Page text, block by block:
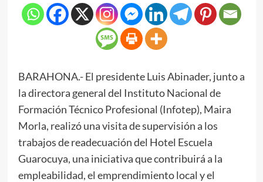
BARAHONA.- El presidente Luis Abinader, junto a
la directora general del Instituto Nacional de
Formación Técnico Profesional (Infotep), Maira
Morla, realizó una visita de supervisión a los
trabajos de readecuación del Hotel Escuela
Guarocuya, una iniciativa que contribuirá a la
empleabilidad, el emprendimiento local y el